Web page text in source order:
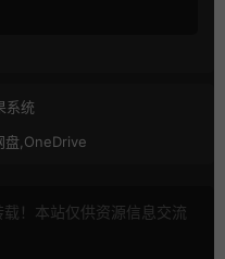
系统
盘,OneDrive
！本站仅供资源信息交流